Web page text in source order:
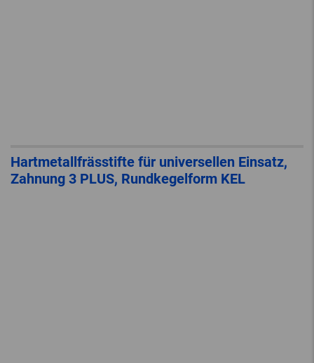
Hartmetallfrässtifte für universellen Einsatz,
Zahnung 3 PLUS, Rundkegelform KEL